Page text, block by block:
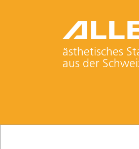
ästhetisches
aus der